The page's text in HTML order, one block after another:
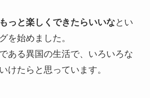
っと楽しくできたらいいなとい
を始めました。
ある異国の生活で、いろいろな
けたらと思っています。